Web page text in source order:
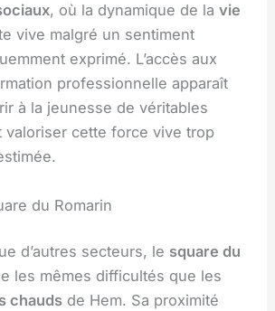
, où la dynamique de lavie
vive malgré un sentiment
exprimé. L’accès aux
professionnelle apparaît
à la jeunesse de véritables
valoriser cette force vive trop
du Romarin
d’autres secteurs, le square du
les mêmes difficultés que les
chauds de Hem. Sa proximité